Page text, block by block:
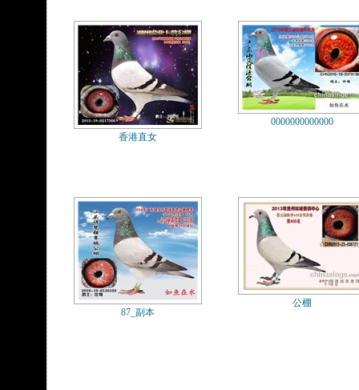
香港直女
0000000000000
87_副本
公棚